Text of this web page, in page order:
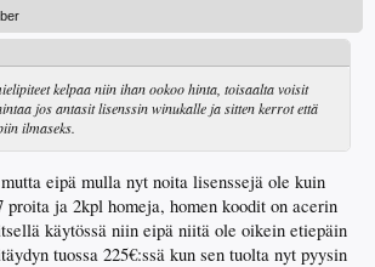
kelpaa niin ihan ookoo hinta, toisaalta voisit
jos antasit lisenssin winukalle ja sitten kerrot että
ilmaseks.
eipä mulla nyt noita lisenssejä ole kuin
ja 2kpl homeja, homen koodit on acerin
käytössä niin eipä niitä ole oikein etiepäin
tuossa 225€:ssä kun sen tuolta nyt pyysin